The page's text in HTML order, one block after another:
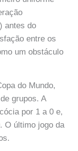
antes do
entre os
um obstáculo
do Mundo,
grupos. A
por 1 a 0 e,
O último jogo da